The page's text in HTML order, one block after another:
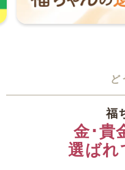
ど
福
金･貴
選ばれ